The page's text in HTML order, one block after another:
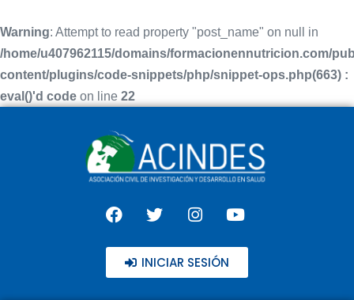
Warning: Attempt to read property "post_name" on null in
/home/u407962115/domains/formacionennutricion.com/
content/plugins/code-snippets/php/snippet-ops.php(663) :
eval()'d code on line 22
INICIAR SESIÓN